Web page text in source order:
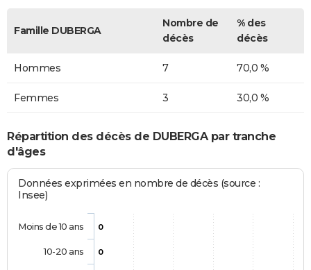
Famille DUBERGA
Nombre de
décès
% des
décès
Hommes 7 70,0 %
Femmes 3 30,0 %
Répartition des décès de DUBERGA par tranche
d'âges
Données exprimées en nombre de décès (source :
Insee)
0
0
Moins de 10 ans
10-20 ans